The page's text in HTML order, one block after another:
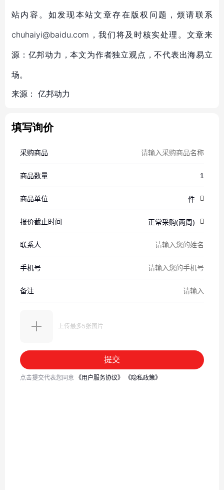
站内容。如发现本站文章存在版权问题，烦请联系
chuhaiyi@baidu.com，我们将及时核实处理。文章来
源：亿邦动力，本文为作者独立观点，不代表出海易立
场。
来源： 亿邦动力
填写询价